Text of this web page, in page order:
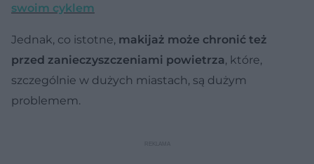
swoim cyklem
Jednak, co istotne, makijaż może chronić też
przed zanieczyszczeniami powietrza, które,
szczególnie w dużych miastach, są dużym
problemem.